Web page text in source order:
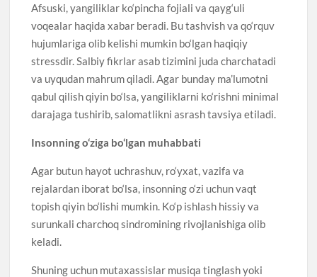
Afsuski, yangiliklar ko‘pincha fojiali va qayg‘uli
voqealar haqida xabar beradi. Bu tashvish va qo‘rquv
hujumlariga olib kelishi mumkin bo‘lgan haqiqiy
stressdir. Salbiy fikrlar asab tizimini juda charchatadi
va uyqudan mahrum qiladi. Agar bunday ma’lumotni
qabul qilish qiyin bo‘lsa, yangiliklarni ko‘rishni minimal
darajaga tushirib, salomatlikni asrash tavsiya etiladi.
Insonning o‘ziga bo‘lgan muhabbati
Agar butun hayot uchrashuv, ro‘yxat, vazifa va
rejalardan iborat bo‘lsa, insonning o‘zi uchun vaqt
topish qiyin bo‘lishi mumkin. Ko‘p ishlash hissiy va
surunkali charchoq sindromining rivojlanishiga olib
keladi.
Shuning uchun mutaxassislar musiqa tinglash yoki